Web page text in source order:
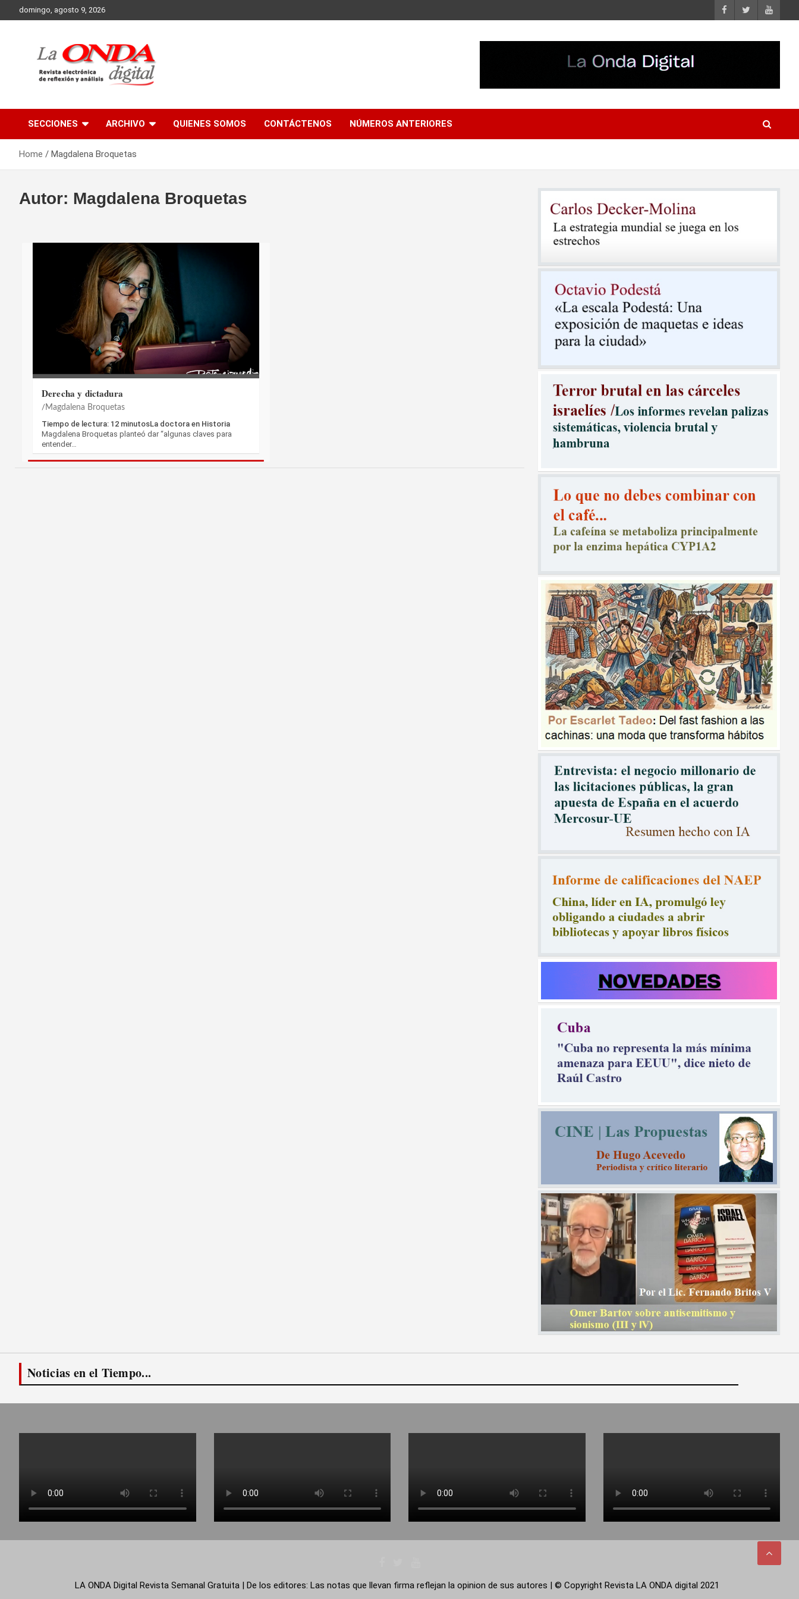
to
domingo, agosto 9, 2026
SECCIONES ARCHIVO QUIENES SOMOS CONTÁCTENOS NÚMEROS ANTERIORES
Home Magdalena Broquetas
Autor: Magdalena Broquetas
Derecha y dictadura
Magdalena Broquetas
Tiempo de lectura: 12 minutosLa doctora en Historia
Magdalena Broquetas planteó dar “algunas claves para
entender…
Noticias en el Tiempo...
LA ONDA Digital Revista Semanal Gratuita | De los editores: Las notas que llevan firma reflejan la opinion de sus autores | © Copyright Revista LA ONDA digital 2021